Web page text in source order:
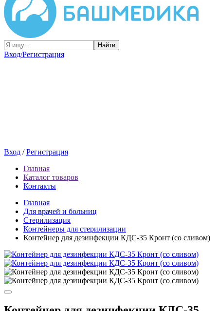
Найти
Вход/Регистрация
Вход /Регистрация
Главная
Каталог товаров
Контакты
Главная
Для врачей и больниц
Стерилизация
Контейнеры для стерилизации
Контейнер для дезинфекции КДС-35 Кронт (со сливом)